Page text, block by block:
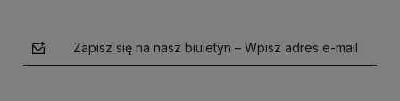
Zapisz się na nasz biuletyn – Wpisz adres e-mail